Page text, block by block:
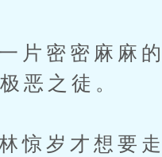
密密麻麻的
恶之徒。
岁才想要走